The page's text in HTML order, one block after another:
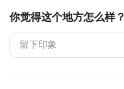
你觉得这个地方怎么样？